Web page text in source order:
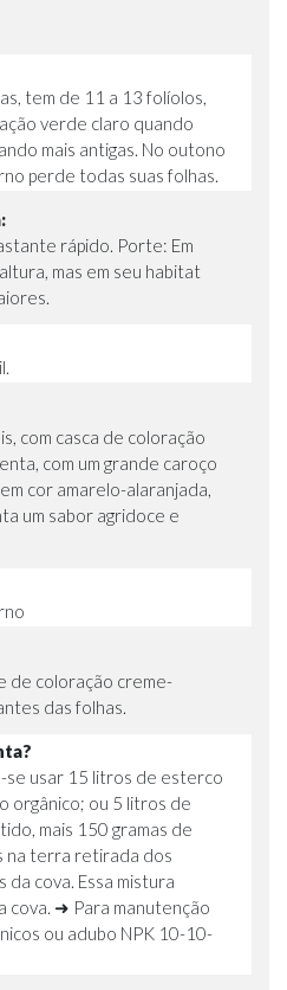
tem de 11 a 13 folíolos,
verde claro quando
mais antigas. No outono
perde todas suas folhas.
rápido. Porte: Em
mas em seu habitat
com casca de coloração
com um grande caroço
cor amarelo-alaranjada,
um sabor agridoce e
de coloração creme-
das folhas.
usar 15 litros de esterco
orgânico; ou 5 litros de
mais 150 gramas de
na terra retirada dos
cova. Essa mistura
cova. ➜ Para manutenção
ou adubo NPK 10-10-